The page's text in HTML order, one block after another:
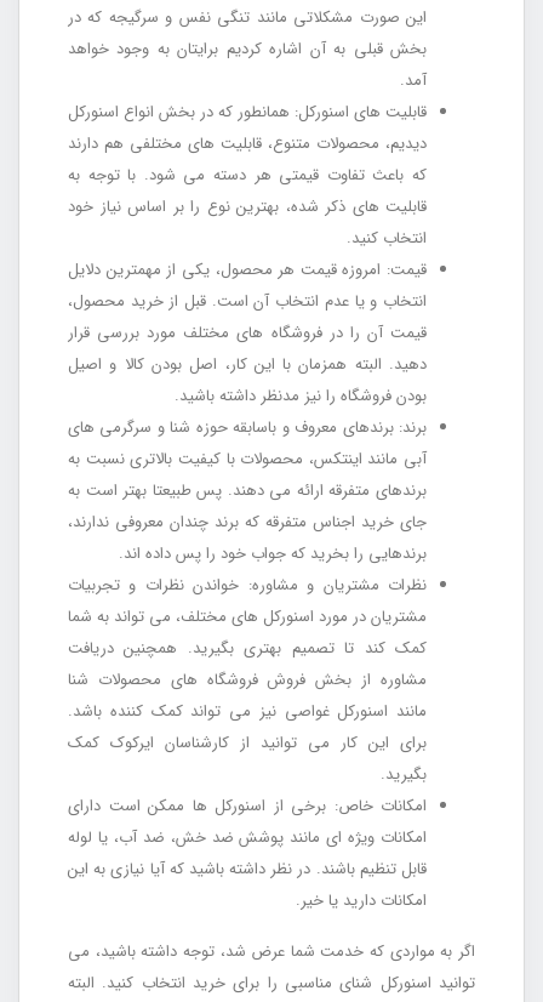
این صورت مشکلاتی مانند تنگی نفس و سرگیجه که در
بخش قبلی به آن اشاره کردیم برایتان به وجود خواهد
آمد.
قابلیت های اسنورکل: همانطور که در بخش انواع اسنورکل
دیدیم، محصولات متنوع، قابلیت های مختلفی هم دارند
که باعث تفاوت قیمتی هر دسته می شود. با توجه به
قابلیت های ذکر شده، بهترین نوع را بر اساس نیاز خود
انتخاب کنید.
قیمت: امروزه قیمت هر محصول، یکی از مهمترین دلایل
انتخاب و یا عدم انتخاب آن است. قبل از خرید محصول،
قیمت آن را در فروشگاه های مختلف مورد بررسی قرار
دهید. البته همزمان با این کار، اصل بودن کالا و اصیل
بودن فروشگاه را نیز مدنظر داشته باشید.
برند: برندهای معروف و باسابقه حوزه شنا و سرگرمی های
آبی مانند اینتکس، محصولات با کیفیت بالاتری نسبت به
برندهای متفرقه ارائه می دهند. پس طبیعتا بهتر است به
جای خرید اجناس متفرقه که برند چندان معروفی ندارند،
برندهایی را بخرید که جواب خود را پس داده اند.
نظرات مشتریان و مشاوره: خواندن نظرات و تجربیات
مشتریان در مورد اسنورکل های مختلف، می تواند به شما
کمک کند تا تصمیم بهتری بگیرید. همچنین دریافت
مشاوره از بخش فروش فروشگاه های محصولات شنا
مانند اسنورکل غواصی نیز می تواند کمک کننده باشد.
برای این کار می توانید از کارشناسان ایرکوک کمک
بگیرید.
امکانات خاص: برخی از اسنورکل ها ممکن است دارای
امکانات ویژه ای مانند پوشش ضد خش، ضد آب، یا لوله
قابل تنظیم باشند. در نظر داشته باشید که آیا نیازی به این
امکانات دارید یا خیر.
اگر به مواردی که خدمت شما عرض شد، توجه داشته باشید، می
توانید اسنورکل شنای مناسبی را برای خرید انتخاب کنید. البته